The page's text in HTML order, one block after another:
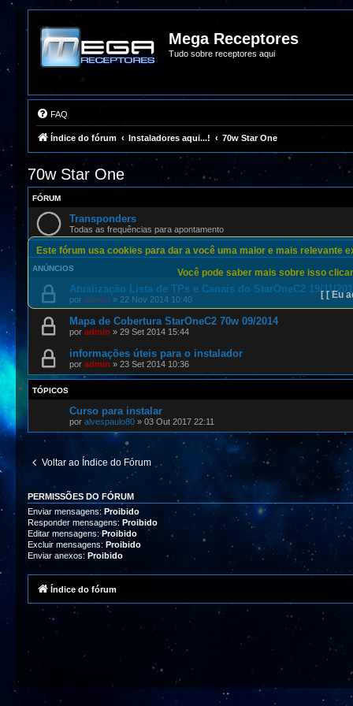
Mega Receptores
Tudo sobre receptores aqui
FAQ
Índice do fórum Instaladores aqui...! 70w Star One
70w Star One
FÓRUM
Transponders
Todas as frequências para apontamento
ANÚNCIOS
Atualização Lista de TPs e Canais do StarOneC2 19/11/
por admin » 22 Nov 2014 10:40
Mapa de Cobertura StarOneC2 70w 09/2014
por admin » 29 Set 2014 15:44
informações úteis para o instalador
por admin » 23 Set 2014 10:36
TÓPICOS
Curso para instalar
por alvespaulo80 » 03 Out 2017 22:11
Voltar ao Índice do Fórum
PERMISSÕES DO FÓRUM
Enviar mensagens: Proibido
Responder mensagens: Proibido
Editar mensagens:Proibido
Excluir mensagens: Proibido
Enviar anexos: Proibido
Este fórum usa cookies para dar a você uma maior e mais relevante
Você pode saber mais sobre isso
[ [ Eu
Índice do fórum